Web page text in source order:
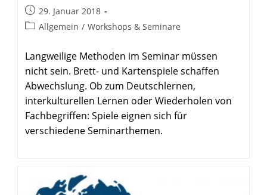
Beitrag
veröffentlicht:
29. Januar 2018
Beitrags-
Allgemein / Workshops & Seminare
Langweilige Methoden im Seminar müssen
nicht sein. Brett- und Kartenspiele schaffen
Abwechslung. Ob zum Deutschlernen,
interkulturellen Lernen oder Wiederholen von
Fachbegriffen: Spiele eignen sich für
verschiedene Seminarthemen.